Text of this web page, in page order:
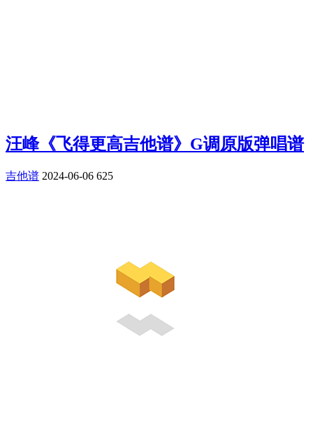
汪峰《飞得更高吉他谱》G调原版弹唱谱
吉他谱 2024-06-06 625